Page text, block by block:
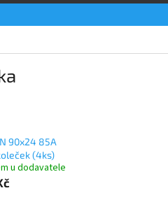
90x24 85A
(4ks)
u dodavatele